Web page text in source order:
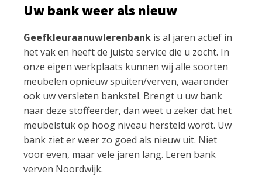
Uw bank weer als nieuw
Geefkleuraanuwlerenbank is al jaren actief in
het vak en heeft de juiste service die u zocht. In
onze eigen werkplaats kunnen wij alle soorten
meubelen opnieuw spuiten/verven, waaronder
ook uw versleten bankstel. Brengt u uw bank
naar deze stoffeerder, dan weet u zeker dat het
meubelstuk op hoog niveau hersteld wordt. Uw
bank ziet er weer zo goed als nieuw uit. Niet
voor even, maar vele jaren lang. Leren bank
verven Noordwijk.